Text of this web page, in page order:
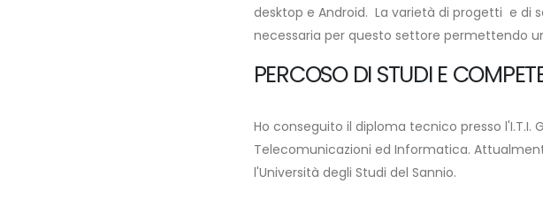
desktop e Android. La varietà di progetti e di
necessaria per questo settore permettendo
PERCOSO DI STUDI E
Ho conseguito il diploma tecnico presso l'I.T.I.
Telecomunicazioni ed Informatica.
l'Università degli Studi del Sannio.